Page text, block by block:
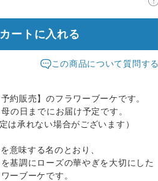
カートに入れる
この商品について質問する
約販売】のフラワーブーケです。
の日までにお届け予定です。
は承れない場合がございます）
意味する名のとおり、
基調にローズの華やぎを大切にした
ーブーケです。